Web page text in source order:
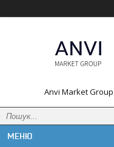
Anvi Market Group